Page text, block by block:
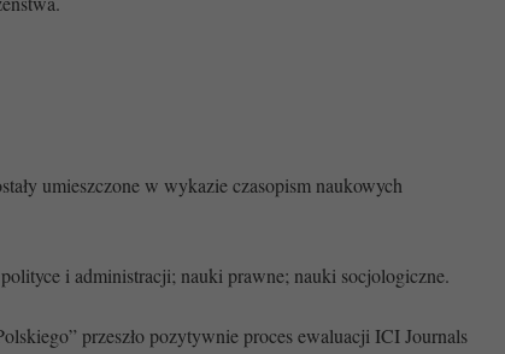
umieszczone w wykazie czasopism naukowych
i administracji; nauki prawne; nauki socjologiczne.
przeszło pozytywnie proces ewaluacji ICI Journals